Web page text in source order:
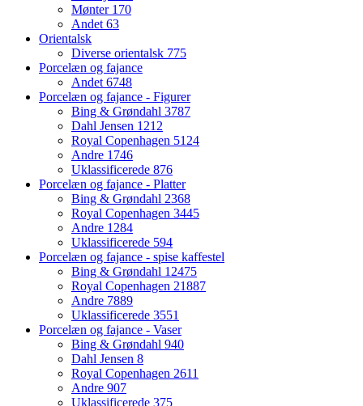
Mønter 170
Andet 63
Orientalsk
Diverse orientalsk 775
Porcelæn og fajance
Andet 6748
Porcelæn og fajance - Figurer
Bing & Grøndahl 3787
Dahl Jensen 1212
Royal Copenhagen 5124
Andre 1746
Uklassificerede 876
Porcelæn og fajance - Platter
Bing & Grøndahl 2368
Royal Copenhagen 3445
Andre 1284
Uklassificerede 594
Porcelæn og fajance - spise kaffestel
Bing & Grøndahl 12475
Royal Copenhagen 21887
Andre 7889
Uklassificerede 3551
Porcelæn og fajance - Vaser
Bing & Grøndahl 940
Dahl Jensen 8
Royal Copenhagen 2611
Andre 907
Uklassificerede 375